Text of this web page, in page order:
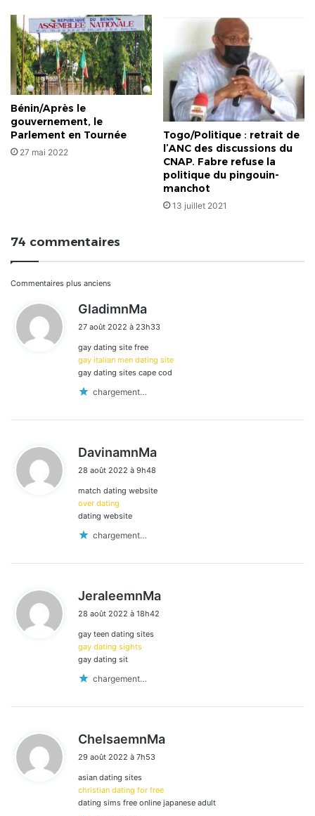
Bénin/Après le
gouvernement, le
Parlement en Tournée
27 mai 2022
Togo/Politique : retrait de
l’ANC des discussions du
CNAP. Fabre refuse la
politique du pingouin-
manchot
13 juillet 2021
74 commentaires
Navigation
dans
les
commentaires
Commentaires plus anciens
GladimnMa
t
:
27 août 2022 à 23h33
gay dating site free
gay italian men dating site
gay dating sites cape cod
chargement…
DavinamnMa
28 août 2022 à 9h48
match dating website
over dating
dating website
chargement…
JeraleemnMa
28 août 2022 à 18h42
gay teen dating sites
gay dating sights
gay dating sit
chargement…
ChelsaemnMa
29 août 2022 à 7h53
asian dating sites
christian dating for free
dating sims free online japanese adult